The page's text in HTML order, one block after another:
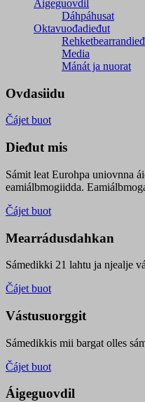
Áigeguovdil
Dáhpáhusat
Oktavuođadieđut
Media
Mánát ja nuorat
Ovdasiidu
Čájet buot
Dieđut mis
Sámit leat Eurohpa uniovnna
eamiálbmogiidda.
Čájet buot
Mearrádusdahkan
Sámedikki 21 lahtu ja njealje
Čájet buot
Vástusuorggit
Sámedikkis mii bargat olles
Čájet buot
Áigeguovdil